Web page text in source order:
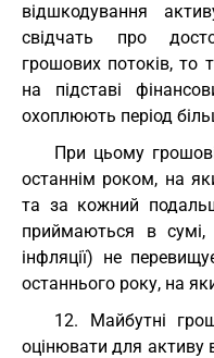
відшкодування
свідчать про
грошових потоків, то
на підставі
охоплюють період
При цьому
останнім роком, на
та за кожний
приймаються в
інфляції) не
останнього року, на
12. Майбутні
оцінювати для активу